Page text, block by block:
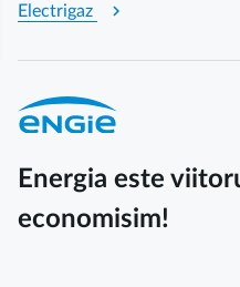
Electrigaz chevron_right
Energia este
economisim!